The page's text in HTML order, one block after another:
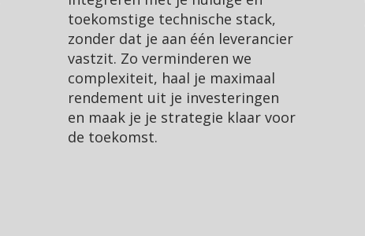
toekomstige technische stack,
zonder dat je aan één leverancier
vastzit. Zo verminderen we
complexiteit, haal je maximaal
rendement uit je investeringen
en maak je je strategie klaar voor
de toekomst.